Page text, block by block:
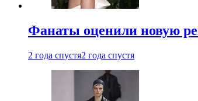
Фанаты оценили новую
2 года спустя2 года спустя